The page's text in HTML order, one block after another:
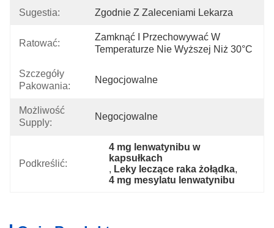
Sugestia: Zgodnie Z Zaleceniami Lekarza
Ratować:
Zamknąć I Przechowywać W
Temperaturze Nie Wyższej Niż 30°C
Szczegóły
Pakowania:
Negocjowalne
Możliwość
Supply:
Negocjowalne
Podkreślić:
4 mg lenwatynibu w
kapsułkach
, Leky leczące raka żołądka,
4 mg mesylatu lenwatynibu